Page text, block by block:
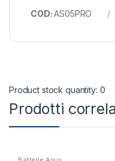
COD:AS05PRO
Product stock quantity: 0
Prodotti